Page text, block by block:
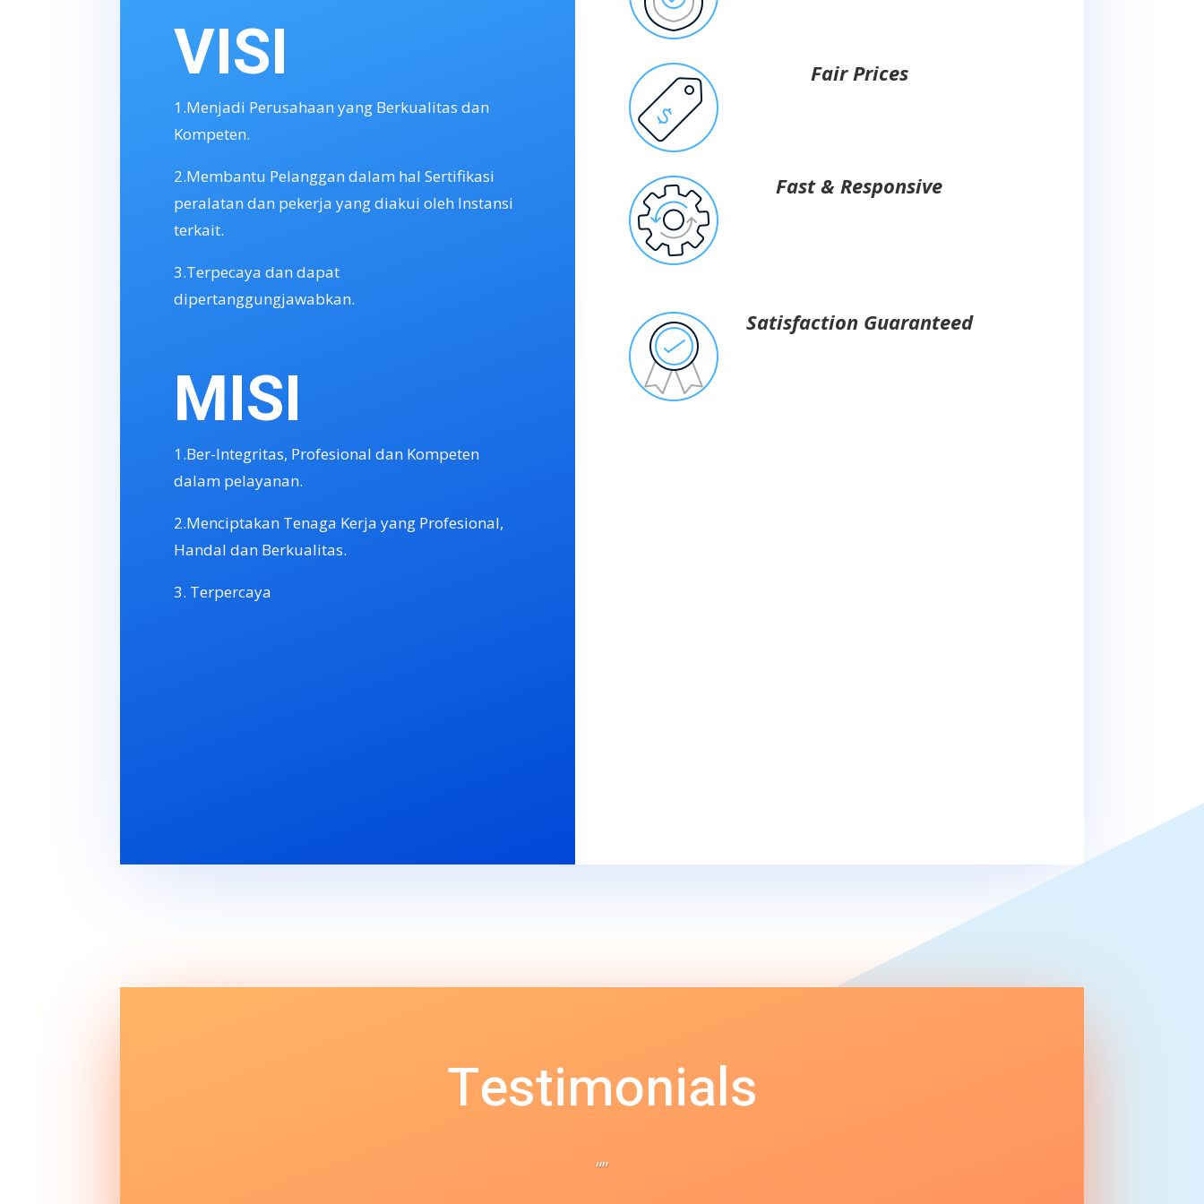
VISI
1.Menjadi Perusahaan yang Berkualitas dan
Kompeten.
2.Membantu Pelanggan dalam hal Sertifikasi
peralatan dan pekerja yang diakui oleh Instansi
terkait.
3.Terpecaya dan dapat
dipertanggungjawabkan.
MISI
1.Ber-Integritas, Profesional dan Kompeten
dalam pelayanan.
2.Menciptakan Tenaga Kerja yang Profesional,
Handal dan Berkualitas.
3. Terpercaya
Fair Prices
Fast & Responsive
Satisfaction Guaranteed
Testimonials
“”